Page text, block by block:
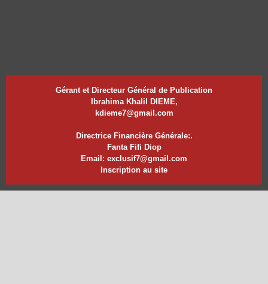
Gérant et Directeur Général de Publication
Ibrahima Khalil DIEME,
kdieme7@gmail.com
Directrice Financière Générale:.
Fanta Fifi Diop
Email: exclusif7@gmail.com
Inscription au site